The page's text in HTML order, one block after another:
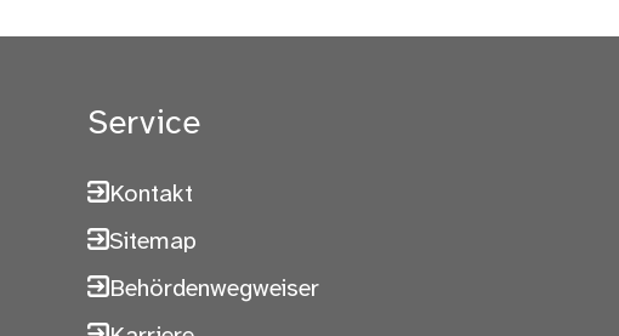
Service
Kontakt
Sitemap
Behördenwegweiser